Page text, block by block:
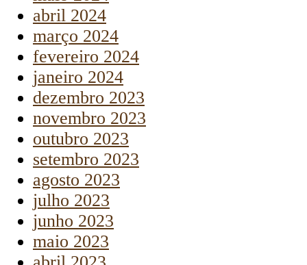
abril 2024
março 2024
fevereiro 2024
janeiro 2024
dezembro 2023
novembro 2023
outubro 2023
setembro 2023
agosto 2023
julho 2023
junho 2023
maio 2023